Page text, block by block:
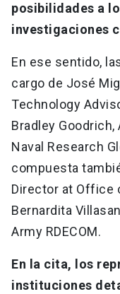
posibilidades a
investigaciones
En ese sentido,
cargo de José
Technology
Bradley
Naval Research
compuesta
Director at Office
Bernardita
Army RDECOM.
En la cita, los
instituciones